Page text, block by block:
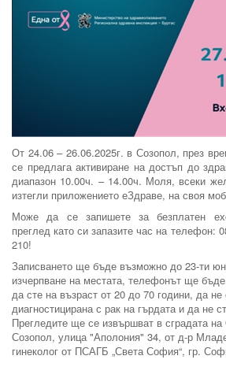
От 24.06 – 26.06.2025г. в Созопол, през
се предлага активиране на достъп до
диапазон 10.00ч. – 14.00ч. Моля, всеки
изтегли приложението еЗдраве, на своя
Може да се запишете за безплатен
преглед като си запазите час на телефон:
210!
Записването ще бъде възможно до 23-ти
изчерпване на местата, телефонът ще
да сте на възраст от 20 до 70 години, да не
диагностицирана с рак на гърдата и да не
Прегледите ще се извършват в сградата
Созопол, улица "Аполония" 34, от д-р
гинеколог от ПСАГБ „Света София“, гр.